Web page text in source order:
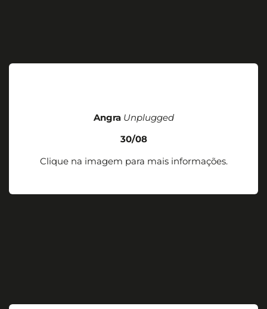
Angra Unplugged
30/08
Clique na imagem para mais informações.